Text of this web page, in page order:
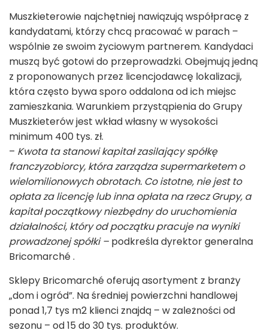
Muszkieterowie najchętniej nawiązują współpracę z
kandydatami, którzy chcą pracować w parach –
wspólnie ze swoim życiowym partnerem. Kandydaci
muszą być gotowi do przeprowadzki. Obejmują jedną
z proponowanych przez licencjodawcę lokalizacji,
która często bywa sporo oddalona od ich miejsc
zamieszkania. Warunkiem przystąpienia do Grupy
Muszkieterów jest wkład własny w wysokości
minimum 400 tys. zł.
– Kwota ta stanowi kapitał zasilający spółkę
franczyzobiorcy, która zarządza supermarketem o
wielomilionowych obrotach. Co istotne, nie jest to
opłata za licencję lub inna opłata na rzecz Grupy, a
kapitał początkowy niezbędny do uruchomienia
działalności, który od początku pracuje na wyniki
prowadzonej spółki – podkreśla dyrektor generalna
Bricomarché .
Sklepy Bricomarché oferują asortyment z branży
„dom i ogród”. Na średniej powierzchni handlowej
ponad 1,7 tys m2 klienci znajdą – w zależności od
sezonu – od 15 do 30 tys. produktów.